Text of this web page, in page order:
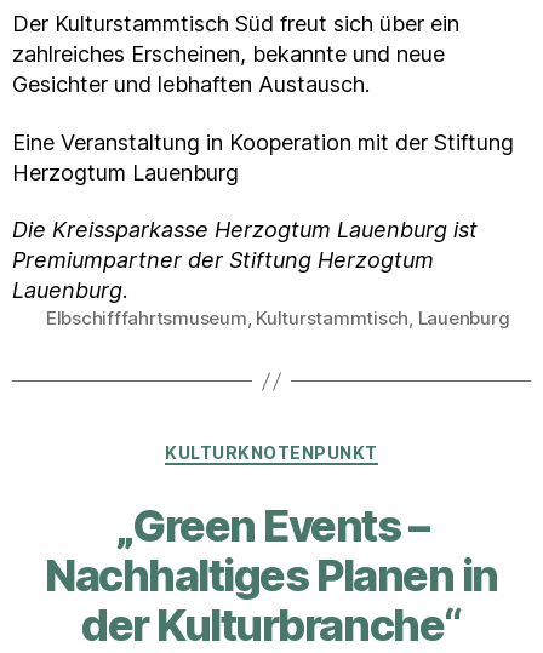
Der Kulturstammtisch Süd freut sich über ein
zahlreiches Erscheinen, bekannte und neue
Gesichter und lebhaften Austausch.
Eine Veranstaltung in Kooperation mit der Stiftung
Herzogtum Lauenburg
Die Kreissparkasse Herzogtum Lauenburg ist
Premiumpartner der Stiftung Herzogtum
Lauenburg.
Schlagwörter
Elbschifffahrtsmuseum, Kulturstammtisch, Lauenburg
Kategorien
KULTURKNOTENPUNKT
„Green Events –
Nachhaltiges Planen in
der Kulturbranche“